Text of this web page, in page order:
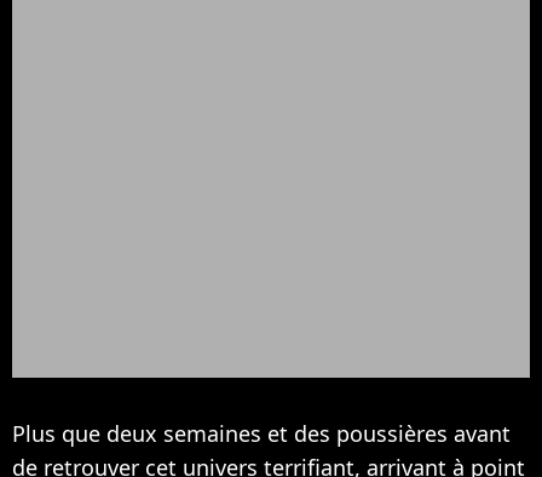
Plus que deux semaines et des poussières avant
de retrouver cet univers terrifiant, arrivant à point